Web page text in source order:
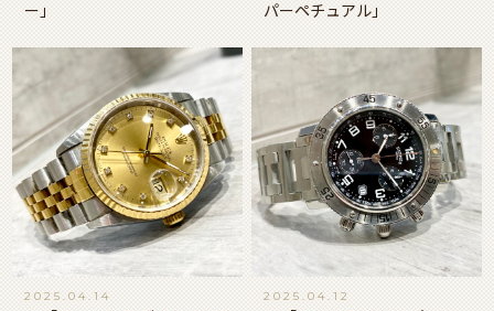
ー」
パーペチュアル」
2025.04.14 2025.04.12